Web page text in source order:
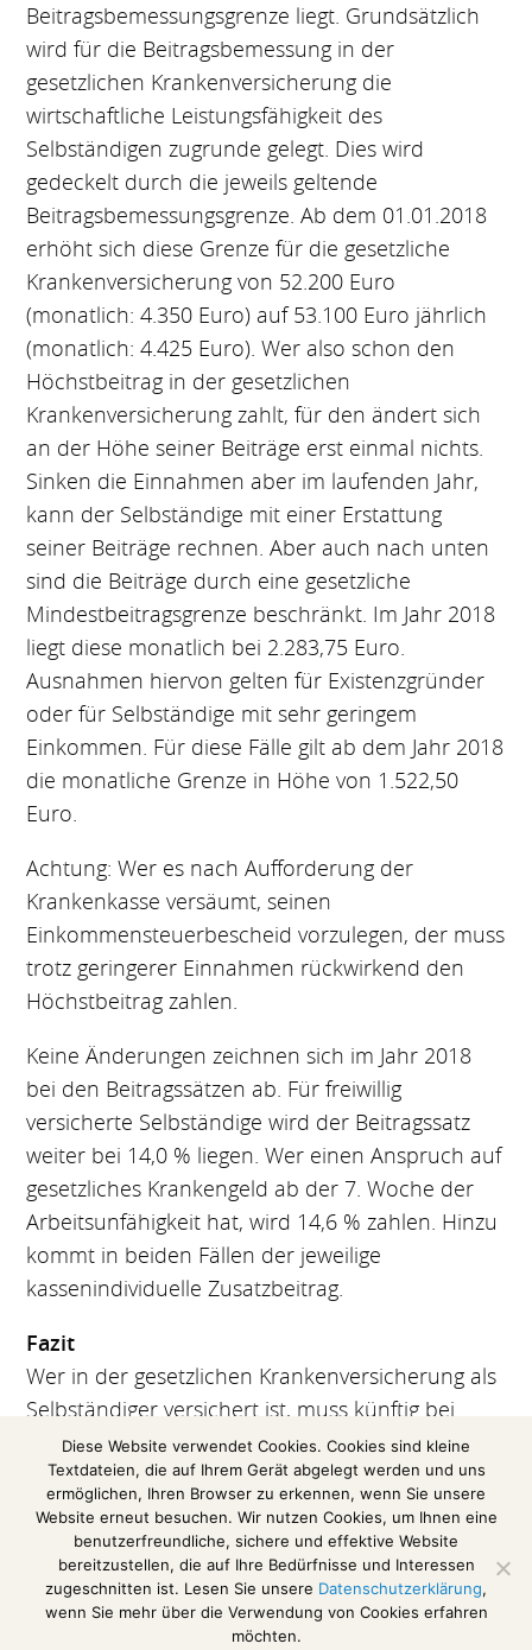
Beitragsbemessungsgrenze liegt. Grundsätzlich
wird für die Beitragsbemessung in der
gesetzlichen Krankenversicherung die
wirtschaftliche Leistungsfähigkeit des
Selbständigen zugrunde gelegt. Dies wird
gedeckelt durch die jeweils geltende
Beitragsbemessungsgrenze. Ab dem 01.01.2018
erhöht sich diese Grenze für die gesetzliche
Krankenversicherung von 52.200 Euro
(monatlich: 4.350 Euro) auf 53.100 Euro jährlich
(monatlich: 4.425 Euro). Wer also schon den
Höchstbeitrag in der gesetzlichen
Krankenversicherung zahlt, für den ändert sich
an der Höhe seiner Beiträge erst einmal nichts.
Sinken die Einnahmen aber im laufenden Jahr,
kann der Selbständige mit einer Erstattung
seiner Beiträge rechnen. Aber auch nach unten
sind die Beiträge durch eine gesetzliche
Mindestbeitragsgrenze beschränkt. Im Jahr 2018
liegt diese monatlich bei 2.283,75 Euro.
Ausnahmen hiervon gelten für Existenzgründer
oder für Selbständige mit sehr geringem
Einkommen. Für diese Fälle gilt ab dem Jahr 2018
die monatliche Grenze in Höhe von 1.522,50
Euro.
Achtung: Wer es nach Aufforderung der
Krankenkasse versäumt, seinen
Einkommensteuerbescheid vorzulegen, der muss
trotz geringerer Einnahmen rückwirkend den
Höchstbeitrag zahlen.
Keine Änderungen zeichnen sich im Jahr 2018
bei den Beitragssätzen ab. Für freiwillig
versicherte Selbständige wird der Beitragssatz
weiter bei 14,0 % liegen. Wer einen Anspruch auf
gesetzliches Krankengeld ab der 7. Woche der
Arbeitsunfähigkeit hat, wird 14,6 % zahlen. Hinzu
kommt in beiden Fällen der jeweilige
kassenindividuelle Zusatzbeitrag.
Fazit
Wer in der gesetzlichen Krankenversicherung als
Selbständiger versichert ist, muss künftig bei
schwankenden Einnahmen mit einer
Beitragserstattung oder -erhöhung rechnen.
(Auszug aus einer Pressemitteilung der
Steuerberaterkammer Niedersachsen)
Diese Website verwendet Cookies. Cookies sind kleine
Textdateien, die auf Ihrem Gerät abgelegt werden und uns
ermöglichen, Ihren Browser zu erkennen, wenn Sie unsere
Website erneut besuchen. Wir nutzen Cookies, um Ihnen eine
benutzerfreundliche, sichere und effektive Website
bereitzustellen, die auf Ihre Bedürfnisse und Interessen
zugeschnitten ist. Lesen Sie unsere Datenschutzerklärung,
wenn Sie mehr über die Verwendung von Cookies erfahren
möchten.